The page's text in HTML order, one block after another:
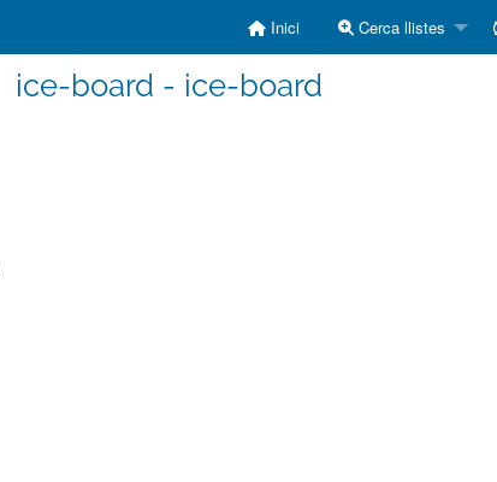
Inici Cerca llistes
ice-board - ice-board